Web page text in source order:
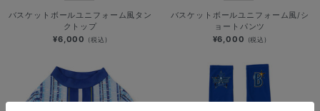
バスケットボールユニフォーム風タン
クトップ
¥6,000 (税込)
バスケットボールユニフォーム風/シ
ョートパンツ
¥6,000 (税込)